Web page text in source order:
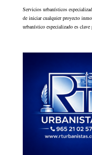
Servicios urbanísticos
de iniciar cualquier proyecto
urbanístico especializado es